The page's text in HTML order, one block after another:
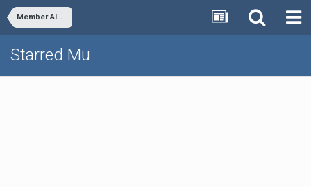
Member Albums
Starred Mu